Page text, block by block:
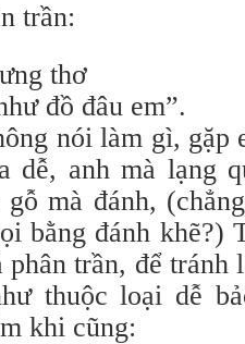
trần:
thơ
đồ đâu em”.
nói làm gì, gặp
dễ, anh mà lạng
mà đánh,
bằng đánh khẽ?)
phân trần, để
thuộc loại dễ
khi cũng: